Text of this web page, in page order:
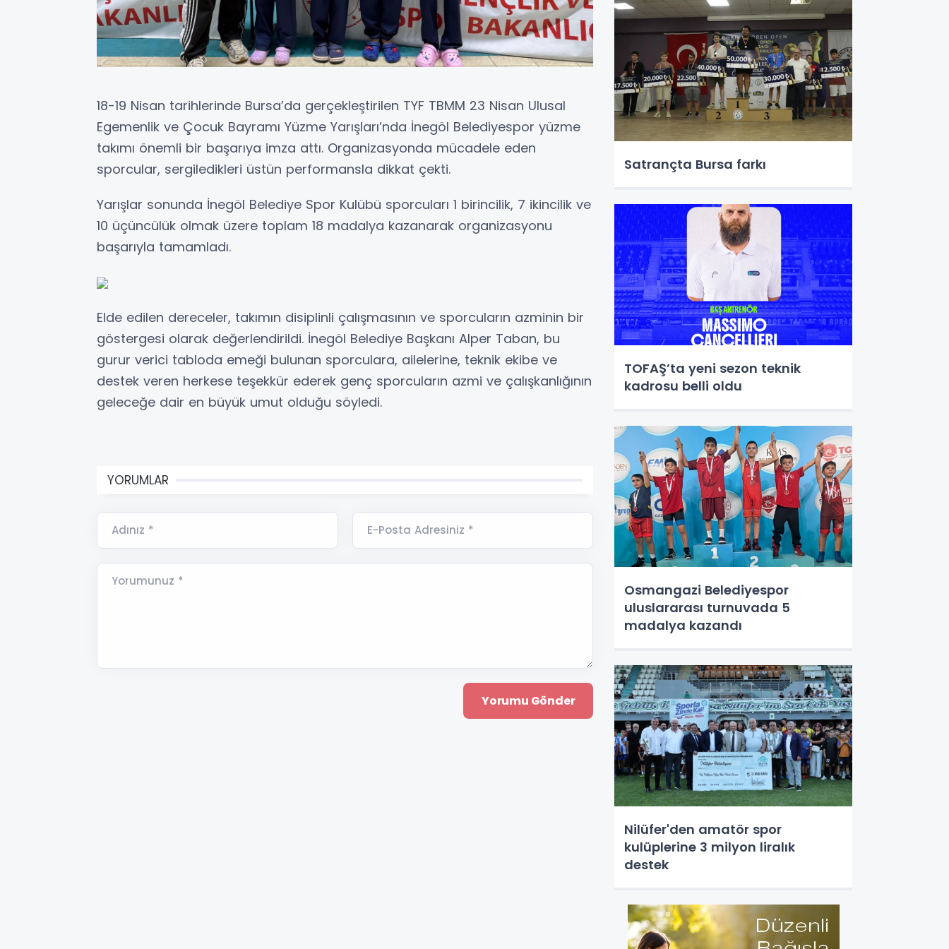
18-19 Nisan tarihlerinde Bursa’da gerçekleştirilen TYF TBMM 23 Nisan Ulusal
Egemenlik ve Çocuk Bayramı Yüzme Yarışları’nda İnegöl Belediyespor yüzme
takımı önemli bir başarıya imza attı. Organizasyonda mücadele eden
sporcular, sergiledikleri üstün performansla dikkat çekti.
Yarışlar sonunda İnegöl Belediye Spor Kulübü sporcuları 1 birincilik, 7 ikincilik ve
10 üçüncülük olmak üzere toplam 18 madalya kazanarak organizasyonu
başarıyla tamamladı.
Elde edilen dereceler, takımın disiplinli çalışmasının ve sporcuların azminin bir
göstergesi olarak değerlendirildi. İnegöl Belediye Başkanı Alper Taban, bu
gurur verici tabloda emeği bulunan sporculara, ailelerine, teknik ekibe ve
destek veren herkese teşekkür ederek genç sporcuların azmi ve çalışkanlığının
geleceğe dair en büyük umut olduğu söyledi.
YORUMLAR
Adınız * E-Posta Adresiniz *
Yorumunuz *
Satrançta Bursa farkı
TOFAŞ’ta yeni sezon teknik
kadrosu belli oldu
Osmangazi Belediyespor
uluslararası turnuvada 5
madalya kazandı
Nilüfer'den amatör spor
kulüplerine 3 milyon liralık
destek